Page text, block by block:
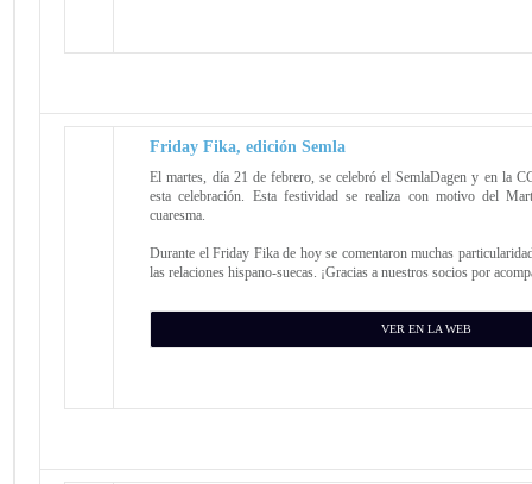
Friday Fika, edición Semla
El martes, día 21 de febrero, se celebró el SemlaDagen y en la
esta celebración. Esta festividad se realiza con motivo del
cuaresma.
Durante el Friday Fika de hoy se comentaron muchas
las relaciones hispano-suecas. ¡Gracias a nuestros socios por
VER EN LA WEB